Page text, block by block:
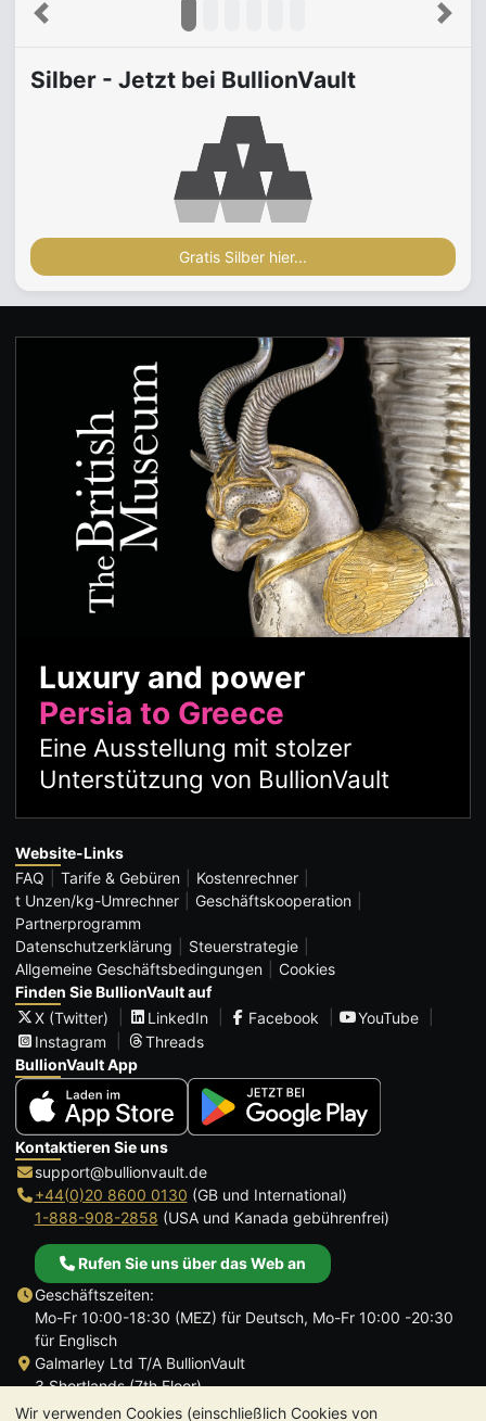
Wir verwenden Cookies (einschließlich Cookies von
Previous Next
Silber - Jetzt bei BullionVault
Gratis Silber hier...
Luxury and power
Persia to Greece
Eine Ausstellung mit stolzer
Unterstützung von BullionVault
Website-Links
FAQ
Tarife & Gebüren
Kostenrechner
t Unzen/kg-Umrechner
Geschäftskooperation
Partnerprogramm
Datenschutzerklärung
Steuerstrategie
Allgemeine Geschäftsbedingungen
Cookies
Finden Sie BullionVault auf
X (Twitter)
LinkedIn Facebook
YouTube
Instagram
Threads
BullionVault App
Kontaktieren Sie uns
support@bullionvault.de
+44(0)20 8600 0130 (GB und International)
1-888-908-2858 (USA und Kanada gebührenfrei)
Rufen Sie uns über das Web an
Geschäftszeiten:
Mo-Fr 10:00-18:30 (MEZ) für Deutsch, Mo-Fr 10:00 -20:30
für Englisch
Galmarley Ltd T/A BullionVault
3 Shortlands (7th Floor)
Hammersmith